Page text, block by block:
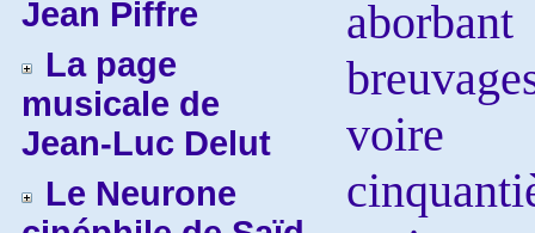
Jean Piffre
La page
musicale de
Jean-Luc Delut
Le Neurone
voire